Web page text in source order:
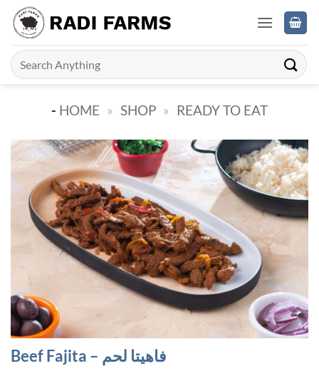
Skip
content
Search
for:
- HOME » SHOP » READY TO EAT
Beef Fajita – فاهيتا لحم